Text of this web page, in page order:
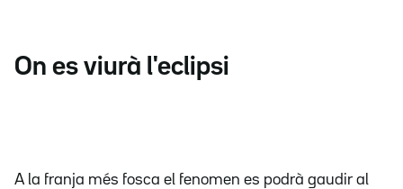
On es viurà l'eclipsi
A la franja més fosca el fenomen es podrà gaudir al